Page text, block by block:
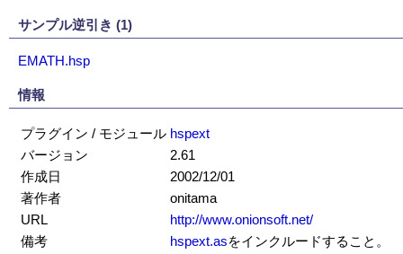
サンプル逆引き (1)
EMATH.hsp
情報
プラグイン / モジュール hspext
バージョン
2.61
作成日
2002/12/01
著作者
onitama
URL
http://www.onionsoft.net/
備考
hspext.asをインクルードすること。